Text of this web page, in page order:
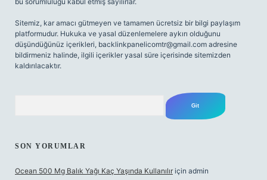
Sitemiz, kar amacı gütmeyen ve tamamen ücretsiz bir bilgi paylaşım
platformudur. Hukuka ve yasal düzenlemelere aykırı olduğunu
düşündüğünüz içerikleri, backlinkpanelicomtr@gmail.com adresine
bildirmeniz halinde, ilgili içerikler yasal süre içerisinde sitemizden
kaldırılacaktır.
SON YORUMLAR
Ocean 500 Mg Balık Yağı Kaç Yaşında Kullanılır için admin